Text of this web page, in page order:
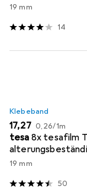
19 mm
14
Klebeband
EUR
17,27 EUR
0,26/1m
tesa 8x tesafilm
19 mm
50